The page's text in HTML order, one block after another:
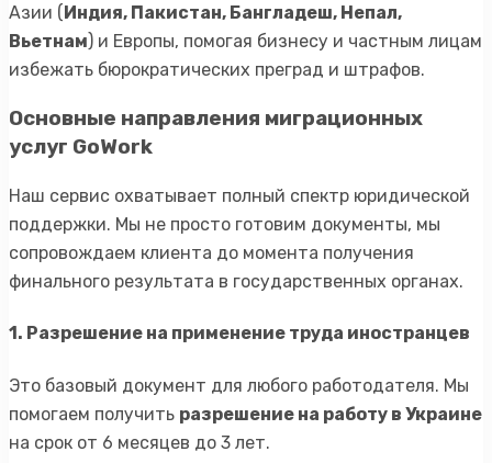
Азии (Индия, Пакистан, Бангладеш, Непал,
Вьетнам) и Европы, помогая бизнесу и частным лицам
избежать бюрократических преград и штрафов.
Основные направления миграционных
услуг GoWork
Наш сервис охватывает полный спектр юридической
поддержки. Мы не просто готовим документы, мы
сопровождаем клиента до момента получения
финального результата в государственных органах.
1. Разрешение на применение труда иностранцев
Это базовый документ для любого работодателя. Мы
помогаем получить разрешение на работу в Украине
на срок от 6 месяцев до 3 лет.